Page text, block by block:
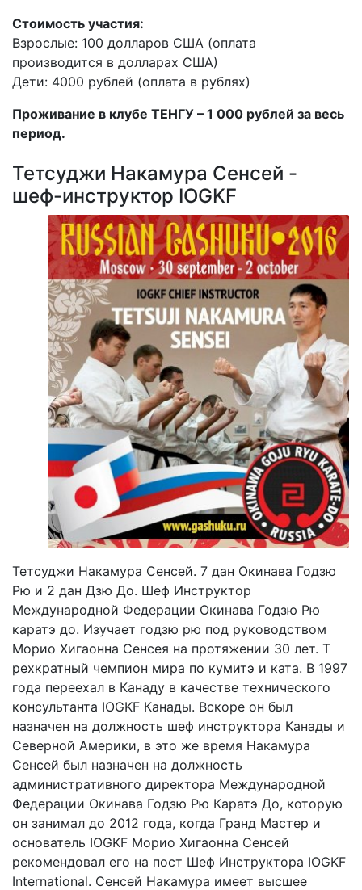
Стоимость участия:
Взрослые: 100 долларов США (оплата
производится в долларах США)
Дети: 4000 рублей (оплата в рублях)
Проживание в клубе ТЕНГУ – 1 000 рублей за весь
период.
Тетсуджи Накамура Сенсей -
шеф-инструктор IOGKF
Тетсуджи Накамура Сенсей. 7 дан Окинава Годзю
Рю и 2 дан Дзю До. Шеф Инструктор
Международной Федерации Окинава Годзю Рю
каратэ до. Изучает годзю рю под руководством
Морио Хигаонна Сенсея на протяжении 30 лет. Т
рехкратный чемпион мира по кумитэ и ката. В 1997
года переехал в Канаду в качестве технического
консультанта IOGKF Канады. Вскоре он был
назначен на должность шеф инструктора Канады и
Северной Америки, в это же время Накамура
Сенсей был назначен на должность
административного директора Международной
Федерации Окинава Годзю Рю Каратэ До, которую
он занимал до 2012 года, когда Гранд Мастер и
основатель IOGKF Морио Хигаонна Сенсей
рекомендовал его на пост Шеф Инструктора IOGKF
International. Сенсей Накамура имеет высшее